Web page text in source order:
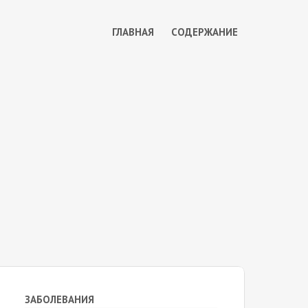
ГЛАВНАЯ СОДЕРЖАНИЕ
ЗАБОЛЕВАНИЯ